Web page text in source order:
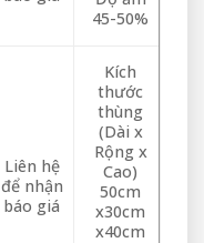
45-50%
Liên hệ
để nhận
báo giá
Kích
thước
thùng
(Dài x
Rộng x
Cao)
50cm
x30cm
x40cm